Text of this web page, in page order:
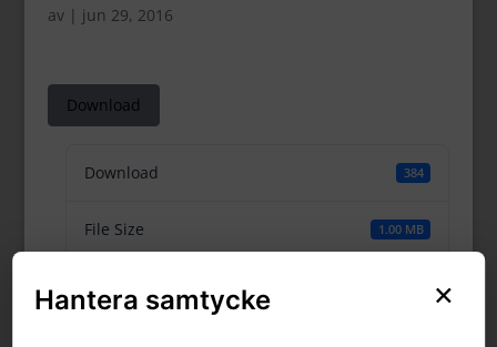
av | jun 29, 2016
Download
Download 384
File Size 1.00 MB
File Count ×
Hantera samtycke